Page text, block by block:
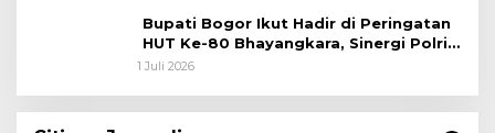
Bupati Bogor Ikut Hadir di Peringatan
HUT Ke-80 Bhayangkara, Sinergi Polri
dan Pemkab Bogor Jadi Kunci Menjaga
1 Juli 2026